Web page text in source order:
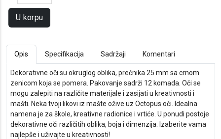
U korpu
Opis Specifikacija Sadržaji Komentari
Dekorativne oči su okruglog oblika, prečnika 25 mm sa crnom
zenicom koja se pomera. Pakovanje sadrži 12 komada. Oči se
mogu zalepiti na različite materijale i zasijati u kreativnosti i
mašti. Neka tvoji likovi iz mašte ožive uz Octopus oči. Idealna
namena je za škole, kreativne radionice i vrtiće. U ponudi postoje
dekorativne oči različitih oblika, boja i dimenzija. Izaberite vama
najlepše i uživajte u kreativnosti!